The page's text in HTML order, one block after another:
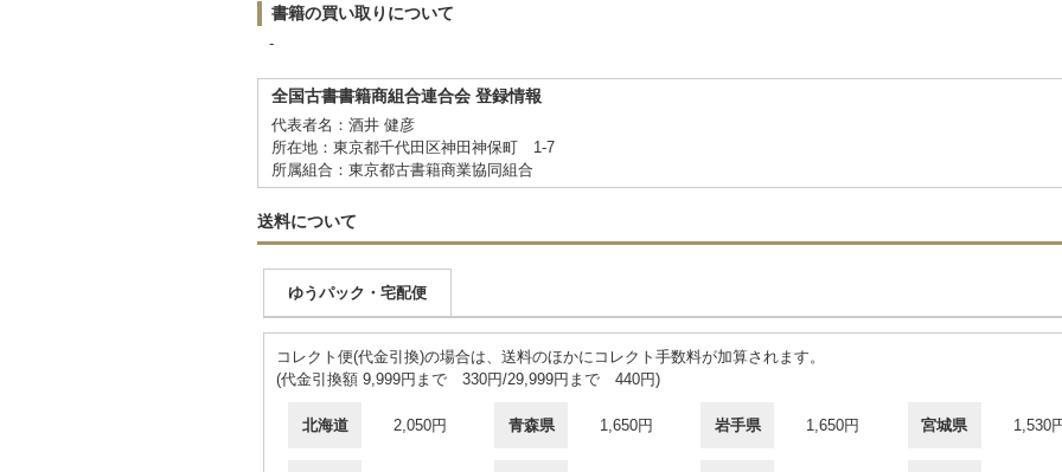
書籍の買い取りについて
-
全国古書書籍商組合連合会 登録情報
代表者名：酒井 健彦
所在地：東京都千代田区神田神保町 1-7
所属組合：東京都古書籍商業協同組合
送料について
ゆうパック・宅配便
コレクト便(代金引換)の場合は、送料のほかにコレクト手数料が加算されます。
(代金引換額 9,999円まで 330円/29,999円まで 440円)
北海道 2,050円 青森県 1,650円 岩手県 1,650円 宮城県 1,530